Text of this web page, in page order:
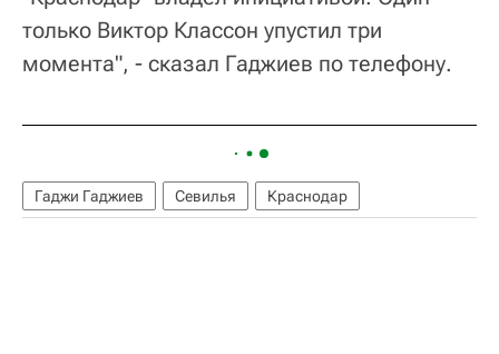
только Виктор Классон упустил три
момента", - сказал Гаджиев по телефону.
Гаджи Гаджиев Севилья Краснодар